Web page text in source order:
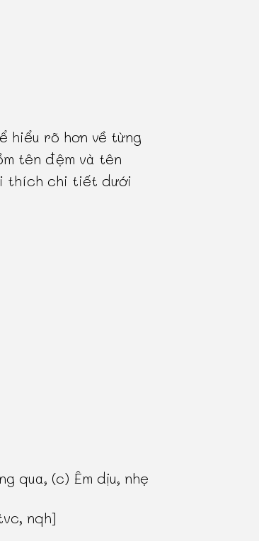
hiểu rõ hơn về từng
tên đệm và tên
thích chi tiết dưới
qua, (c) Êm dịu, nhẹ
nqh]